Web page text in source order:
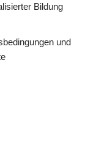
Bildung
und